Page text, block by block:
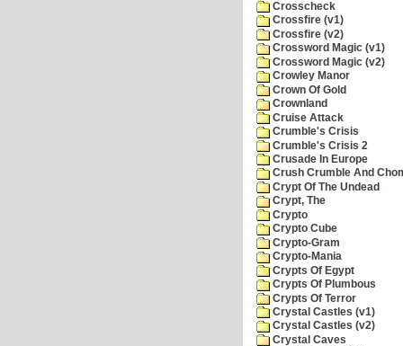
Crosscheck
Crossfire (v1)
Crossfire (v2)
Crossword Magic (v1)
Crossword Magic (v2)
Crowley Manor
Crown Of Gold
Crownland
Cruise Attack
Crumble's Crisis
Crumble's Crisis 2
Crusade In Europe
Crush Crumble And
Crypt Of The Undead
Crypt, The
Crypto
Crypto Cube
Crypto-Gram
Crypto-Mania
Crypts Of Egypt
Crypts Of Plumbous
Crypts Of Terror
Crystal Castles (v1)
Crystal Castles (v2)
Crystal Caves